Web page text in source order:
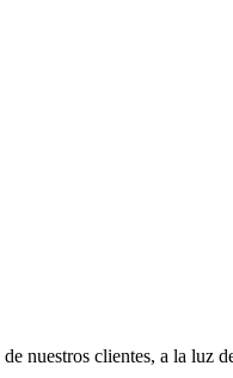
nuestros clientes, a la luz